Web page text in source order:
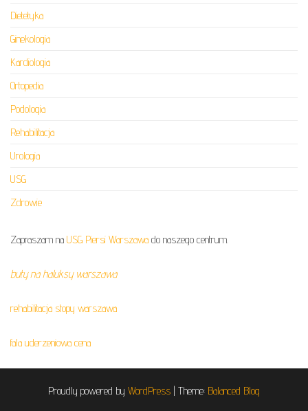
Dietetyka
Ginekologia
Kardiologia
Ortopedia
Podologia
Rehabilitacja
Urologia
USG
Zdrowie
Zapraszam na USG Piersi Warszawa do naszego centrum.
buty na haluksy warszawa
rehabilitacja stopy warszawa
fala uderzeniowa cena
Proudly powered by WordPress Theme: Balanced Blog